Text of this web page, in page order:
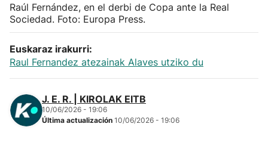
Carreras de montaña
Más deportes
Raúl Fernández, en el derbi de Copa ante la Real
Sociedad. Foto: Europa Press.
Euskaraz irakurri:
Raul Fernandez atezainak Alaves utziko du
J. E. R. | KIROLAK EITB
10/06/2026 - 19:06
Última actualización 10/06/2026 - 19:06